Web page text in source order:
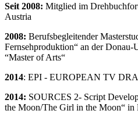
Seit 2008: Mitglied im
Austria
2008: Berufsbegleitender
Fernsehproduktion“ an der
“Master of Arts“
2014: EPI - EUROPEAN TV
2014: SOURCES 2- Script
the Moon/The Girl in the Moon“ in